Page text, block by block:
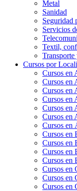
Metal
Sanidad
Seguridad
Servicios
Textil,
Cursos por
Cursos en
Cursos en
Cursos en
Cursos en
Cursos en
Cursos en
Cursos en
Cursos en
Cursos en
Cursos en
Cursos en
Cursos en
Cursos en
Cursos en